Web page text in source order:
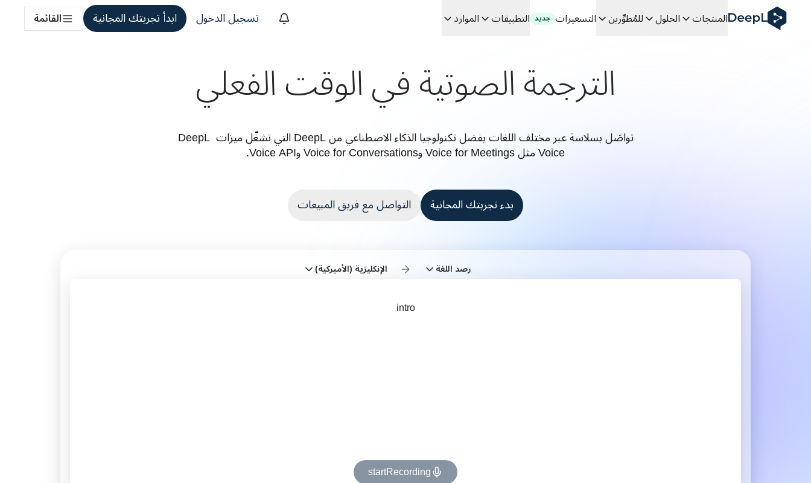
DeepL لوكلاء الذكاء الاصطناعي
Translation Flow في DeepL: عمليات سير عمل جديدة مدعومة بالذكاء الاصطناعي لحالات الاستخدام والتكاملات الرئيسية
The ROI of AI-native translation
فك رموز الثقة في الحلول اللغوية القائمة على الذكاء الاصطناعي للمؤسسات. في حوار مع Slator
كيف نعمل على تطوير نظام تقييم الجودة للترجمة في DeepL
من ترجمة النصوص عالية الجودة إلى منصة صوتية تعمل في الوقت الفعلي
المنتجات الحلول للمُطوِّرين التسعيرات جديد التطبيقات الموارد تسجيل الدخول ابدأ تجربتك المجانية القائمة
الترجمة الصوتية في الوقت الفعلي
تواصَل بسلاسة عبر مختلف اللغات بفضل تكنولوجيا الذكاء الاصطناعي من DeepL التي تشغّل ميزات DeepL
Voice مثل Voice for Meetings وVoice for Conversations وVoice API.
بدء تجربتك المجانية التواصل مع فريق المبيعات
رصد اللغة الإنكليزية (الأميركية)
intro
startRecording